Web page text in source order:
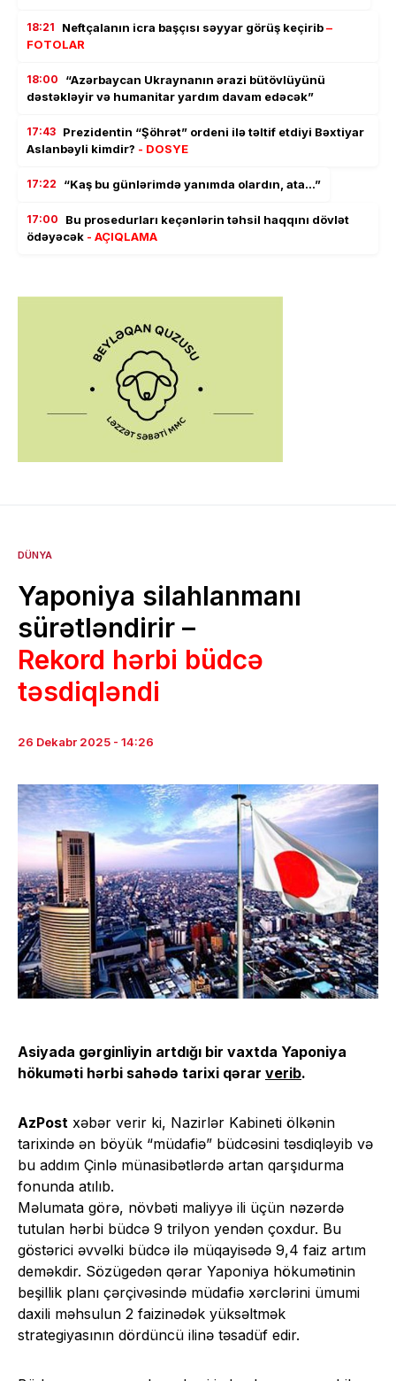
18:21 Neftçalanın icra başçısı səyyar görüş keçirib–
FOTOLAR
18:00
“Azərbaycan Ukraynanın ərazi bütövlüyünü
dəstəkləyir və humanitar yardım davam edəcək”
17:43 Prezidentin “Şöhrət” ordeni ilə təltif etdiyi Bəxtiyar
Aslanbəyli kimdir? - DOSYE
17:22 “Kaş bu günlərimdə yanımda olardın, ata…”
17:00
Bu prosedurları keçənlərin təhsil haqqını dövlət
ödəyəcək - AÇIQLAMA
DÜNYA
Yaponiya silahlanmanı
sürətləndirir –
Rekord hərbi büdcə
təsdiqləndi
26 Dekabr 2025 - 14:26
Asiyada gərginliyin artdığı bir vaxtda Yaponiya
hökuməti hərbi sahədə tarixi qərar verib.
AzPost xəbər verir ki, Nazirlər Kabineti ölkənin
tarixində ən böyük “müdafiə” büdcəsini təsdiqləyib və
bu addım Çinlə münasibətlərdə artan qarşıdurma
fonunda atılıb.
Məlumata görə, növbəti maliyyə ili üçün nəzərdə
tutulan hərbi büdcə 9 trilyon yendən çoxdur. Bu
göstərici əvvəlki büdcə ilə müqayisədə 9,4 faiz artım
deməkdir. Sözügedən qərar Yaponiya hökumətinin
beşillik planı çərçivəsində müdafiə xərclərini ümumi
daxili məhsulun 2 faizinədək yüksəltmək
strategiyasının dördüncü ilinə təsadüf edir.